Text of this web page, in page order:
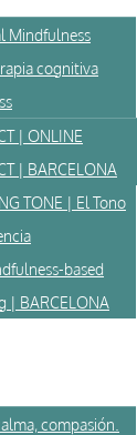
Mindfulness
cognitiva
| ONLINE
| BARCELONA
TONE | El Tono
based
| BARCELONA
compasión.